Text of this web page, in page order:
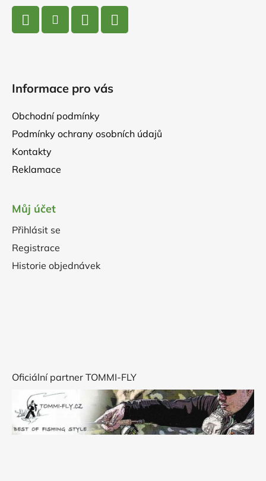
Informace pro vás
Obchodní podmínky
Podmínky ochrany osobních údajů
Kontakty
Reklamace
Můj účet
Přihlásit se
Registrace
Historie objednávek
Oficiální partner TOMMI-FLY